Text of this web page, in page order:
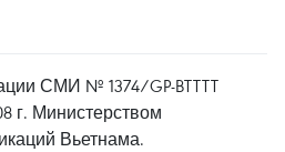
СМИ № 1374/GP-BTTTT
г. Министерством
Вьетнама.